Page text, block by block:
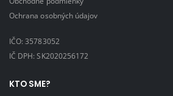
Ochrana osobných údajov
IČO: 35783052
IČ DPH: SK2020256172
KTO SME?